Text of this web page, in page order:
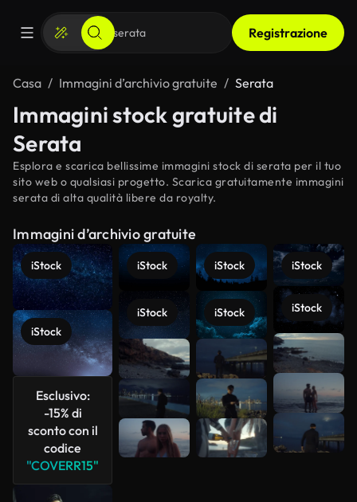
Registrazione
Casa Immagini d’archivio gratuite Serata
Immagini stock gratuite di
Serata
Esplora e scarica bellissime immagini stock di serata per il tuo
sito web o qualsiasi progetto. Scarica gratuitamente immagini
serata di alta qualità libere da royalty.
Immagini d’archivio gratuite
iStock
iStock
Esclusivo:
-15% di
sconto con il
codice
"COVERR15"
iStock
iStock
iStock
iStock
iStock
iStock
Scopri di
più